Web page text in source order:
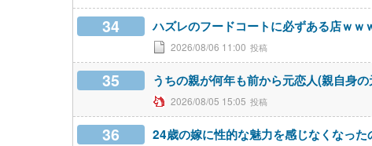
34 ハズレのフードコートに必ずある店ｗｗ
2026/08/06 11:00
35 うちの親が何年も前から元恋人(親自身
2026/08/05 15:05
36 24歳の嫁に性的な魅力を感じなくなった